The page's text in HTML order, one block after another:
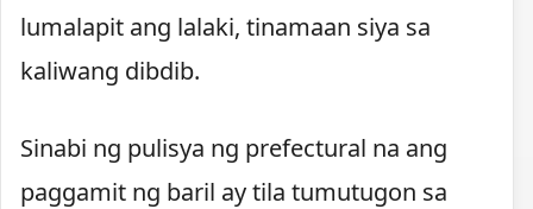
lumalapit ang lalaki, tinamaan siya sa
kaliwang dibdib.
Sinabi ng pulisya ng prefectural na ang
paggamit ng baril ay tila tumutugon sa